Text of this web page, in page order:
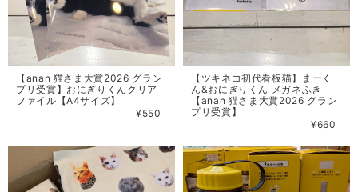
【anan 猫さま大賞2026 グラン
プリ受賞】おにぎりくんクリア
ファイル【A4サイズ】
¥550
【ツキネコ初代看板猫】まーく
ん&おにぎりくん メガネふき
【anan 猫さま大賞2026 グラン
プリ受賞】
¥660